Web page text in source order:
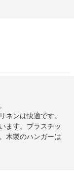
ンは快適です。
ます。プラスチッ
木製のハンガーは